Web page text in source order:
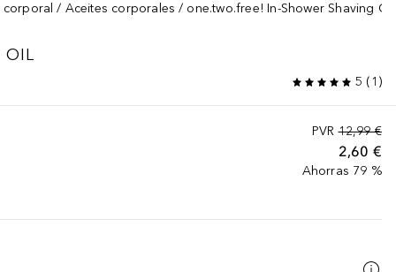
Aceites corporales one.two.free! In-Shower Shaving Oil
OIL
5 ( 1 )
PVR 12,99 €
2,60 €
Ahorras 79 %